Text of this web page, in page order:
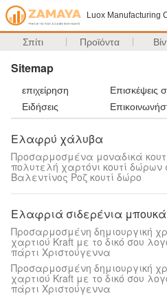
Luox Manufacturing
Σπίτι Προϊόντα
Sitemap
επιχείρηση Επισκέψεις
Ειδήσεις
Ελαφρύ χάλυβα
Προσαρμοσμένα μοναδικά
πολυτελή χαρτόνι κουτί
Βαλεντίνος Ροζ κουτί δώρο
Ελαφριά σιδερένια
Προσαρμοσμένη δημιουργική
χαρτιού Kraft με το δικό σου
πάρτι Χριστούγεννα
Προσαρμοσμένη δημιουργική
χαρτιού Kraft με το δικό σου
πάρτι Χριστούγεννα